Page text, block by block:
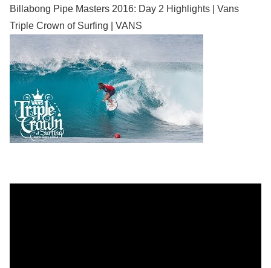
Billabong Pipe Masters 2016: Day 2 Highlights | Vans
Triple Crown of Surfing | VANS